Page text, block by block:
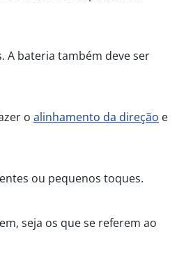
A bateria também deve ser
o alinhamento da direção e
ou pequenos toques.
seja os que se referem ao